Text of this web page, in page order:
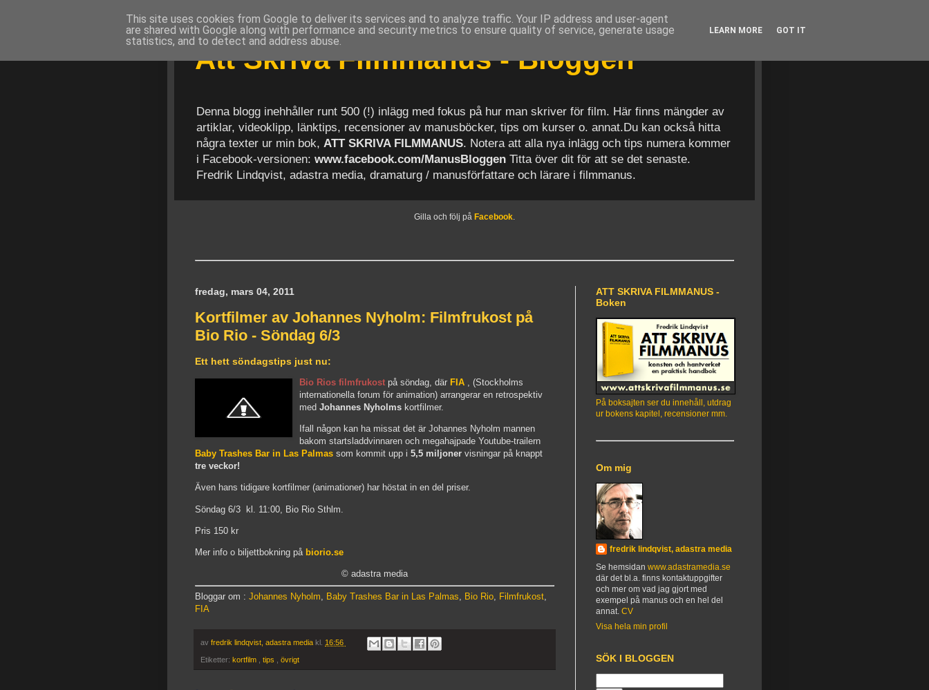
Att Skriva Filmmanus - Bloggen
Denna blogg inehhåller runt 500 (!) inlägg med fokus på hur man skriver för film. Här finns mängder av
artiklar, videoklipp, länktips, recensioner av manusböcker, tips om kurser o. annat.Du kan också hitta
några texter ur min bok, ATT SKRIVA FILMMANUS. Notera att alla nya inlägg och tips numera kommer
i Facebook-versionen: www.facebook.com/ManusBloggen Titta över dit för att se det senaste.
Fredrik Lindqvist, adastra media, dramaturg / manusförfattare och lärare i filmmanus.
Gilla och följ på Facebook.
fredag, mars 04, 2011
Kortfilmer av Johannes Nyholm: Filmfrukost på
Bio Rio - Söndag 6/3
Ett hett söndagstips just nu:
Bio Rios filmfrukost på söndag, där FIA , (Stockholms
internationella forum för animation) arrangerar en retrospektiv
med Johannes Nyholms kortfilmer.
Ifall någon kan ha missat det är Johannes Nyholm mannen
bakom startsladdvinnaren och megahajpade Youtube-trailern
Baby Trashes Bar in Las Palmas som kommit upp i 5,5 miljoner visningar på knappt
tre veckor!
Även hans tidigare kortfilmer (animationer) har höstat in en del priser.
Söndag 6/3 kl. 11:00, Bio Rio Sthlm.
Pris 150 kr
Mer info o biljettbokning på biorio.se
© adastra media
Bloggar om : Johannes Nyholm, Baby Trashes Bar in Las Palmas, Bio Rio, Filmfrukost,
FIA
av fredrik lindqvist, adastra media kl. 16:56
Etiketter: kortfilm tips övrigt
ATT SKRIVA FILMMANUS -
Boken
På boksajten ser du innehåll, utdrag
ur bokens kapitel, recensioner mm.
Om mig
fredrik lindqvist, adastra media
Se hemsidan www.adastramedia.se
där det bl.a. finns kontaktuppgifter
och mer om vad jag gjort med
exempel på manus och en hel del
annat. CV
Visa hela min profil
SÖK I BLOGGEN
This site uses cookies from Google to deliver its services and to analyze traffic. Your IP address and user-agent
are shared with Google along with performance and security metrics to ensure quality of service, generate usage
statistics, and to detect and address abuse.
LEARN MORE GOT IT